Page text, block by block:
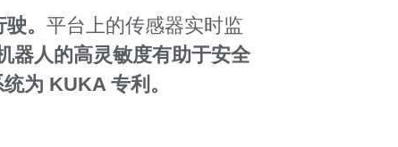
。 平台上的传感器实时监
器人的高灵敏度有助于安全
为 KUKA 专利。